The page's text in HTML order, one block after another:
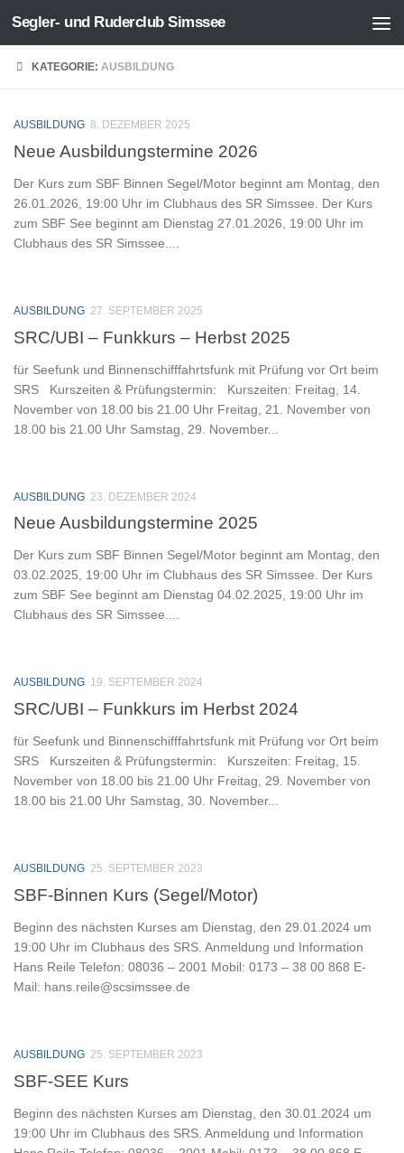
Zum Inhalt springen
Segler- und Ruderclub Simssee
KATEGORIE:AUSBILDUNG
AUSBILDUNG 8. DEZEMBER 2025
Neue Ausbildungstermine 2026
Der Kurs zum SBF Binnen Segel/Motor beginnt am Montag, den
26.01.2026, 19:00 Uhr im Clubhaus des SR Simssee. Der Kurs
zum SBF See beginnt am Dienstag 27.01.2026, 19:00 Uhr im
Clubhaus des SR Simssee....
AUSBILDUNG 27. SEPTEMBER 2025
SRC/UBI – Funkkurs – Herbst 2025
für Seefunk und Binnenschifffahrtsfunk mit Prüfung vor Ort beim
SRS Kurszeiten & Prüfungstermin: Kurszeiten: Freitag, 14.
November von 18.00 bis 21.00 Uhr Freitag, 21. November von
18.00 bis 21.00 Uhr Samstag, 29. November...
AUSBILDUNG 23. DEZEMBER 2024
Neue Ausbildungstermine 2025
Der Kurs zum SBF Binnen Segel/Motor beginnt am Montag, den
03.02.2025, 19:00 Uhr im Clubhaus des SR Simssee. Der Kurs
zum SBF See beginnt am Dienstag 04.02.2025, 19:00 Uhr im
Clubhaus des SR Simssee....
AUSBILDUNG 19. SEPTEMBER 2024
SRC/UBI – Funkkurs im Herbst 2024
für Seefunk und Binnenschifffahrtsfunk mit Prüfung vor Ort beim
SRS Kurszeiten & Prüfungstermin: Kurszeiten: Freitag, 15.
November von 18.00 bis 21.00 Uhr Freitag, 29. November von
18.00 bis 21.00 Uhr Samstag, 30. November...
AUSBILDUNG 25. SEPTEMBER 2023
SBF-Binnen Kurs (Segel/Motor)
Beginn des nächsten Kurses am Dienstag, den 29.01.2024 um
19:00 Uhr im Clubhaus des SRS. Anmeldung und Information
Hans Reile Telefon: 08036 – 2001 Mobil: 0173 – 38 00 868 E-
Mail: hans.reile@scsimssee.de
AUSBILDUNG 25. SEPTEMBER 2023
SBF-SEE Kurs
Beginn des nächsten Kurses am Dienstag, den 30.01.2024 um
19:00 Uhr im Clubhaus des SRS. Anmeldung und Information